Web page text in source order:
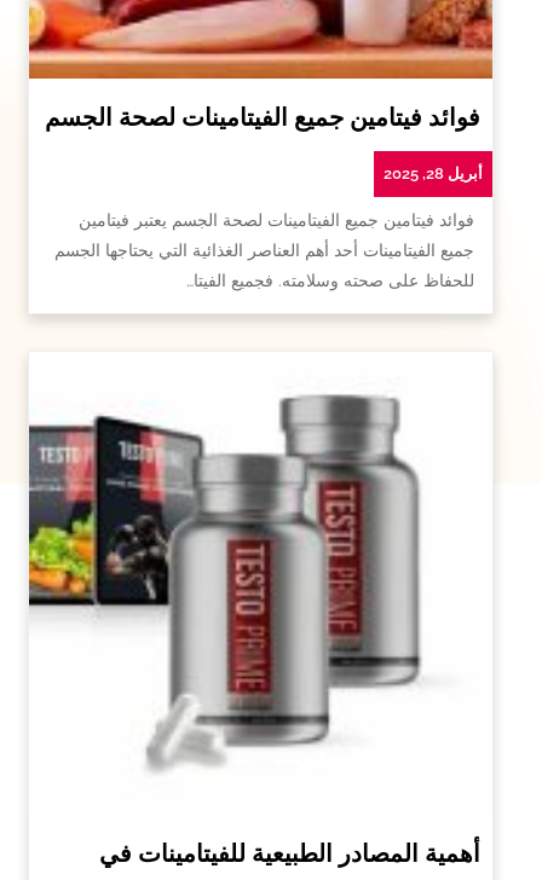
فوائد فيتامين جميع الفيتامينات لصحة الجسم
أبريل 28, 2025
فوائد فيتامين جميع الفيتامينات لصحة الجسم يعتبر فيتامين
جميع الفيتامينات أحد أهم العناصر الغذائية التي يحتاجها الجسم
للحفاظ على صحته وسلامته. فجميع الفيتا…
أهمية المصادر الطبيعية للفيتامينات في